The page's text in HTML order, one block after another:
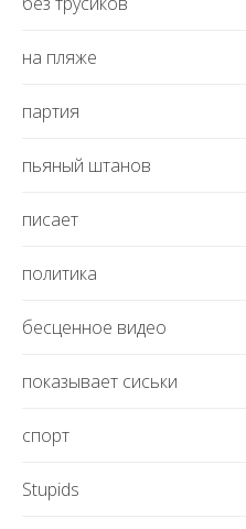
на пляже
партия
пьяный штанов
писает
политика
бесценное видео
показывает сиськи
спорт
Stupids